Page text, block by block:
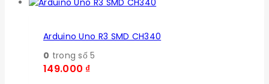
Arduino Uno R3 SMD CH340
0 trong số 5
149.000 ₫